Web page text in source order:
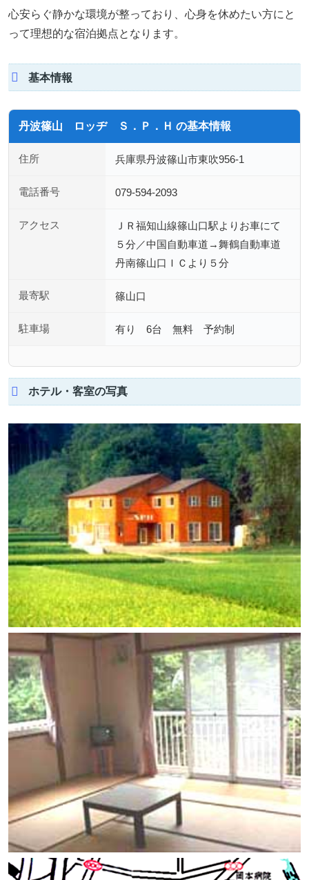
心安らぐ静かな環境が整っており、心身を休めたい方にと
って理想的な宿泊拠点となります。
基本情報
丹波篠山 ロッヂ Ｓ．Ｐ．Ｈ の基本情報
住所 兵庫県丹波篠山市東吹956-1
電話番号 079-594-2093
アクセス
ＪＲ福知山線篠山口駅よりお車にて
５分／中国自動車道→舞鶴自動車道
丹南篠山口ＩＣより５分
最寄駅 篠山口
駐車場 有り 6台 無料 予約制
ホテル・客室の写真